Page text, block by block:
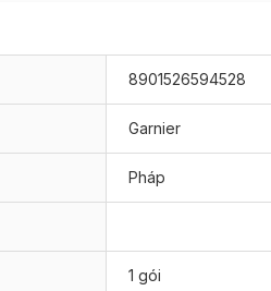
Sữa
+ 5.32 Brown Caramel: Nâu
8901526594528
Garnier
Pháp
1 gói